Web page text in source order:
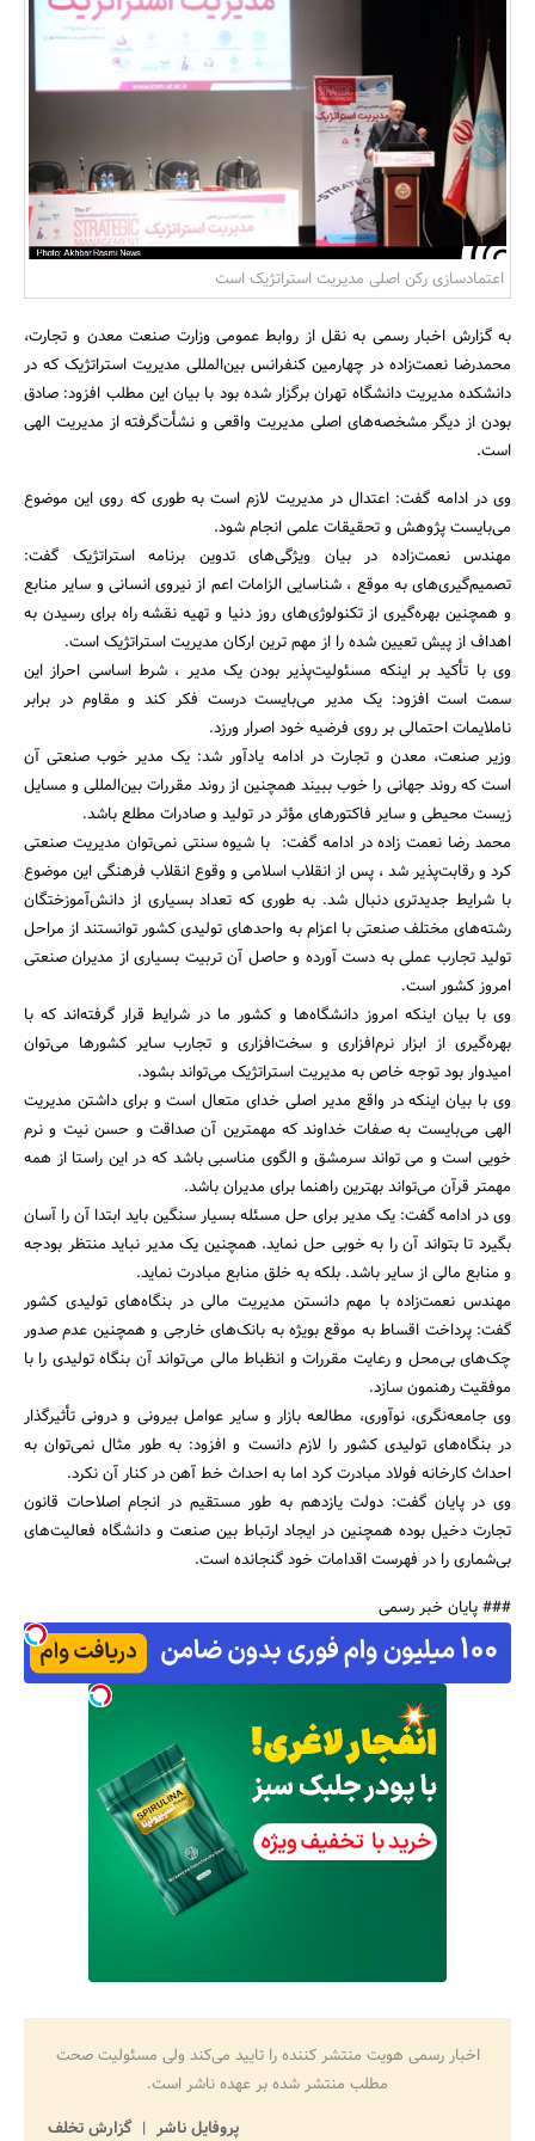
بانک، بیمه و سرمایه
مسکن و ساختمان
جستجو
اعتمادسازی رکن اصلی مدیریت استراتژیک است
به گزارش اخبار رسمی به نقل از روابط عمومی وزارت صنعت معدن و تجارت،
محمدرضا نعمت‌زاده در چهارمین کنفرانس بین‌المللی مدیریت استراتژیک که در
دانشکده مدیریت دانشگاه تهران برگزار شده بود با بیان این مطلب افزود: صادق
بودن از دیگر مشخصه‌های اصلی مدیریت واقعی و نشأت‌گرفته از مدیریت الهی
است.
وی در ادامه گفت: اعتدال در مدیریت لازم است به طوری که روی این موضوع
می‌بایست پژوهش و تحقیقات علمی انجام شود.
مهندس نعمت‌زاده در بیان ویژگی‌های تدوین برنامه استراتژیک گفت:
تصمیم‌گیری‌های به موقع ، شناسایی الزامات اعم از نیروی انسانی و سایر منابع
و همچنین بهره‌گیری‌ از تکنولوژی‌های روز دنیا و تهیه نقشه راه برای رسیدن به
اهداف از پیش تعیین شده را از مهم ترین ارکان مدیریت استراتژیک است.
وی با تأکید بر اینکه مسئولیت‌پذیر بودن یک مدیر ، شرط اساسی احراز این
سمت است افزود: یک مدیر می‌بایست درست فکر کند و مقاوم در برابر
ناملایمات احتمالی بر روی فرضیه خود اصرار ورزد.
وزیر صنعت، معدن و تجارت در ادامه یادآور شد: یک مدیر خوب صنعتی آن
است که روند جهانی را خوب ببیند همچنین از روند مقررات بین‌المللی و مسایل
زیست محیطی و سایر فاکتورهای مؤثر در تولید و صادرات مطلع باشد.
محمد رضا نعمت زاده در ادامه گفت: با شیوه سنتی نمی‌توان مدیریت صنعتی
کرد و رقابت‌پذیر شد ، پس از انقلاب اسلامی و وقوع انقلاب فرهنگی این موضوع
با شرایط جدیدتری دنبال شد. به طوری که تعداد بسیاری از دانش‌آموزختگان
رشته‌های مختلف صنعتی با اعزام به واحدهای تولیدی کشور توانستند از مراحل
تولید تجارب عملی به دست آورده و حاصل آن تربیت بسیاری از مدیران صنعتی
امروز کشور است.
وی با بیان اینکه امروز دانشگاه‌ها و کشور ما در شرایط قرار گرفته‌اند که با
بهره‌گیری از ابزار نرم‌افزاری و سخت‌افزاری و تجارب سایر کشورها می‌توان
امیدوار بود توجه خاص به مدیریت استراتژیک می‌تواند بشود.
وی با بیان اینکه در واقع مدیر اصلی خدای متعال است و برای داشتن مدیریت
الهی می‌بایست به صفات خداوند که مهمترین آن صداقت و حسن نیت و نرم
خویی است و می تواند سرمشق و الگوی مناسبی باشد که در این راستا از همه
مهمتر قرآن می‌تواند بهترین راهنما برای مدیران باشد.
وی در ادامه گفت: یک مدیر برای حل مسئله بسیار سنگین باید ابتدا آن را آسان
بگیرد تا بتواند آن را به خوبی حل نماید. همچنین یک مدیر نباید منتظر بودجه
و منابع مالی از سایر باشد. بلکه به خلق منابع مبادرت نماید.
مهندس نعمت‌زاده با مهم دانستن مدیریت مالی در بنگاه‌های تولیدی کشور
گفت: پرداخت اقساط به موقع بویژه به بانک‌های خارجی و همچنین عدم صدور
چک‌های بی‌محل و رعایت مقررات و انظباط مالی می‌تواند آن بنگاه تولیدی را با
موفقیت رهنمون سازد.
وی جامعه‌نگری،‌ نوآوری، مطالعه بازار و سایر عوامل بیرونی و درونی تأثیرگذار
در بنگاه‌های تولیدی کشور را لازم دانست و افزود: به طور مثال نمی‌توان به
احداث کارخانه فولاد مبادرت کرد اما به احداث خط آهن در کنار آن نکرد.
وی در پایان گفت:‌ دولت یازدهم به طور مستقیم در انجام اصلاحات قانون
تجارت دخیل بوده همچنین در ایجاد ارتباط بین صنعت و دانشگاه فعالیت‌های
بی‌شماری را در فهرست اقدامات خود گنجانده است.
### پایان خبر رسمی
اخبار رسمی هویت منتشر کننده را تایید می‌کند ولی مسئولیت صحت
مطلب منتشر شده بر عهده ناشر است.
پروفایل ناشر
گزارش تخلف